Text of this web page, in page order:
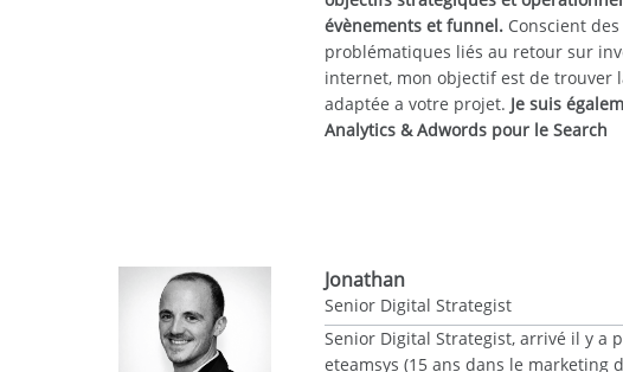
évènements et funnel. Conscient
problématiques liés au retour sur
internet, mon objectif est de trouver
adaptée a votre projet. Je suis
Analytics & Adwords pour le Search
Jonathan
Senior Digital Strategist
Senior Digital Strategist, arrivé il y a
eteamsys (15 ans dans le marketing